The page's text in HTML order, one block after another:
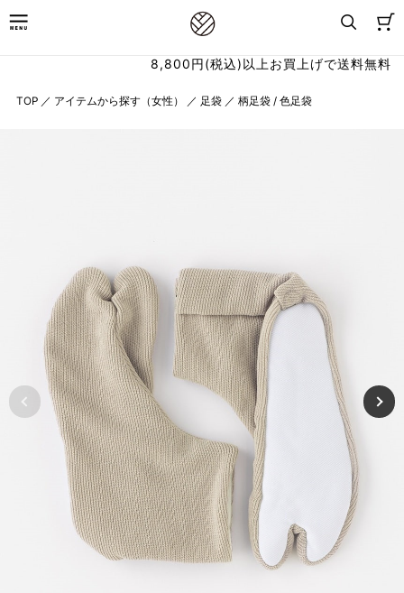
8,800円(税込)以上お買上げで送料無料
TOP ／ アイテムから探す（女性） ／ 足袋 ／ 柄足袋 / 色足袋